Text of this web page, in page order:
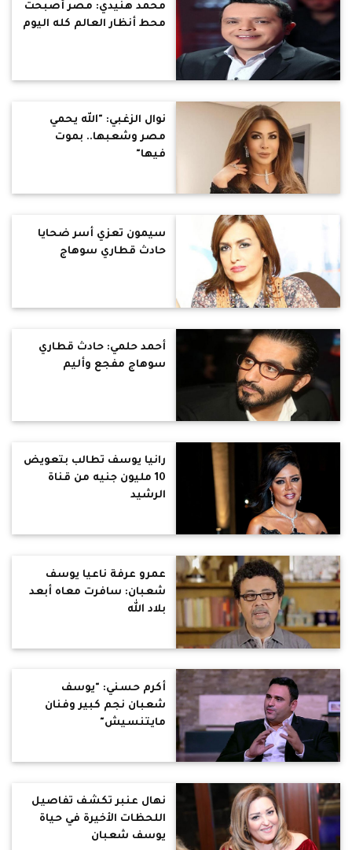
محمد هنيدي: مصر أصبحت
محط أنظار العالم كله اليوم
نوال الزغبي: "الله يحمي
مصر وشعبها.. بموت
فيها"
سيمون تعزي أسر ضحايا
حادث قطاري سوهاج
أحمد حلمي: حادث قطاري
سوهاج مفجع وأليم
رانيا يوسف تطالب بتعويض
10 مليون جنيه من قناة
الرشيد
عمرو عرفة ناعيا يوسف
شعبان: سافرت معاه أبعد
بلاد الله
أكرم حسني: "يوسف
شعبان نجم كبير وفنان
مايتنسيش"
نهال عنبر تكشف تفاصيل
اللحظات الأخيرة في حياة
يوسف شعبان